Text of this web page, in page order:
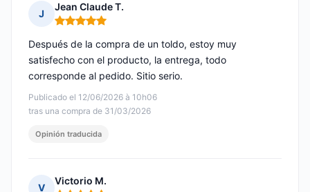
J
Jean Claude T.
Nota: 5 de 5
Publicado el 12/06/2026 à 10h06
tras una compra de 31/03/2026
Después de la compra de un toldo, estoy muy
satisfecho con el producto, la entrega, todo
corresponde al pedido. Sitio serio.
Opinión traducida
V
Victorio M.